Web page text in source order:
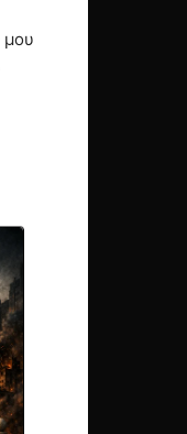
μου